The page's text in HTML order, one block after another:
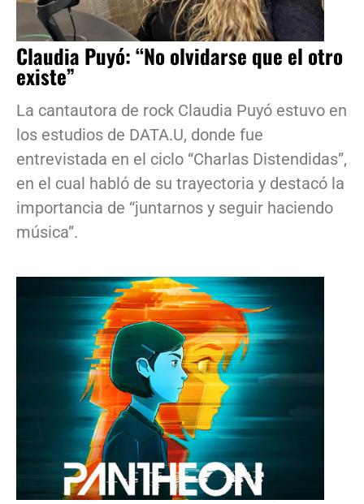
Claudia Puyó: “No olvidarse que el otro
existe”
La cantautora de rock Claudia Puyó estuvo en
los estudios de DATA.U, donde fue
entrevistada en el ciclo “Charlas Distendidas”,
en el cual habló de su trayectoria y destacó la
importancia de “juntarnos y seguir haciendo
música”.